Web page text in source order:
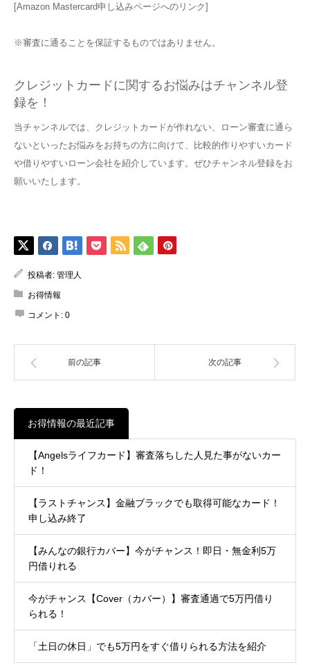
[Amazon Mastercard申し込みページへのリンク]
※審査に通ることを保証するものではありません。
クレジットカードに関するお悩みはチャンネル登
録を！
当チャンネルでは、クレジットカードが作れない、ローン審査に通ら
ないといったお悩みをお持ちの方に向けて、比較的作りやすいカード
や借りやすいローン会社を紹介しています。ぜひチャンネル登録をお
願いいたします。
投稿者: 管理人
お得情報
コメント: 0
前の記事 次の記事
お得情報の最近記事
【Angelsライフカード】審査落ちした人見た事がないカー
ド！
【ラストチャンス】金融ブラックでも取得可能なカード！
申し込み終了
【みんなの銀行カバー】今がチャンス！即日・無金利5万
円借りれる
今がチャンス【Cover（カバー）】審査通過で5万円借り
られる！
「土日の休日」でも5万円をすぐ借りられる方法を紹介